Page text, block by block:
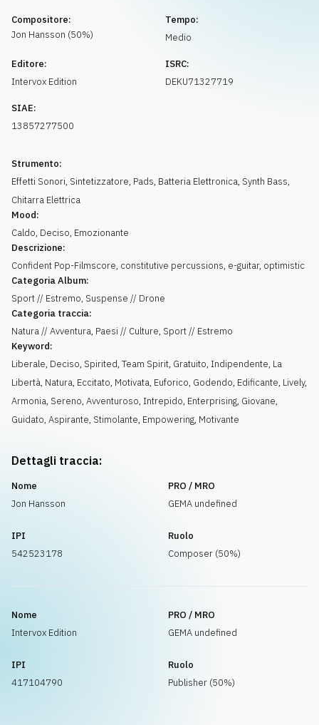
Compositore:
Jon Hansson (50%)
Tempo:
Medio
Editore:
Intervox Edition
ISRC:
DEKU71327719
SIAE:
13857277500
Strumento:
Effetti Sonori, Sintetizzatore, Pads, Batteria Elettronica, Synth Bass,
Chitarra Elettrica
Mood:
Caldo, Deciso, Emozionante
Descrizione:
Confident Pop-Filmscore, constitutive percussions, e-guitar, optimistic
Categoria Album:
Sport // Estremo, Suspense // Drone
Categoria traccia:
Natura // Avventura, Paesi // Culture, Sport // Estremo
Keyword:
Liberale, Deciso, Spirited, Team Spirit, Gratuito, Indipendente, La
Libertà, Natura, Eccitato, Motivata, Euforico, Godendo, Edificante, Lively,
Armonia, Sereno, Avventuroso, Intrepido, Enterprising, Giovane,
Guidato, Aspirante, Stimolante, Empowering, Motivante
Dettagli traccia:
Nome
Jon Hansson
PRO / MRO
GEMA undefined
IPI
542523178
Ruolo
Composer (50%)
Nome
Intervox Edition
PRO / MRO
GEMA undefined
IPI
417104790
Ruolo
Publisher (50%)